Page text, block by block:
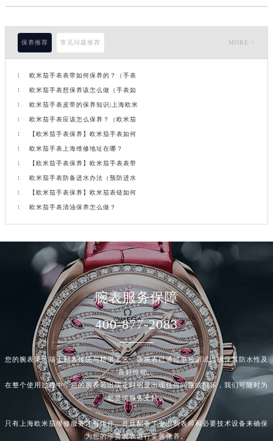
保养推荐 常见问题推荐 MORE >
1 欧米茄手表表带如何保养的？（手表
1 欧米茄手表想保养该怎么做（手表如
1 欧米茄手表皮带的保养知识|上海欧米
1 欧米茄手表应该怎么保养？（欧米茄
1 【欧米茄手表保养】欧米茄手表如何
1 欧米茄手表上海维修地址在哪？
1 【欧米茄手表保养】欧米茄手表表带
1 欧米茄手表防备进水办法（预防进水
1 【欧米茄手表保养】欧米茄表链如何
1 欧米茄手表清油保养怎么做？
腕表服务保障
400-877-2083
您的腕表秉承瑞士制表传统与精湛工艺，该腕表已通过单独测试以确保其防水性及
良好性能。
在整个使用过程中，您的腕表若出现走时明显出现任何问题或损坏，我们可随时为
您提供服务支持。
只有上海欧米茄维修服务才有组件，并且配备了专业制表师和必要技术设备来确保
为您的珍贵腕表进行妥善保养。